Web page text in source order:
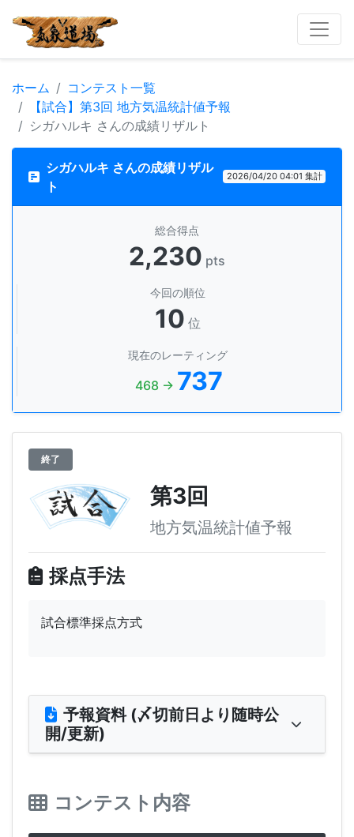
ホーム
コンテスト一覧
【試合】第3回 地方気温統計値予報
シガハルキ さんの成績リザルト
シガハルキ さんの成績リザル
ト
2026/04/20 04:01 集計
総合得点
2,230 pts
今回の順位
10 位
現在のレーティング
468 → 737
終了
第3回
地方気温統計値予報
採点手法
試合標準採点方式
予報資料 (〆切前日より随時公
開/更新)
コンテスト内容